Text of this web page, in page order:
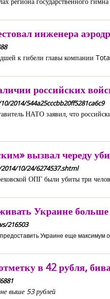
инженера
к гибели главы компании
российских
2014/544a25cccbb20ff5281ca6c9
НАТО заявил, что
вызвал череду
10/24/6274537.shtml
ОПГ были убиты три
Украине
216503
Украине еще
в 42 рубля,
выше 53 рублей